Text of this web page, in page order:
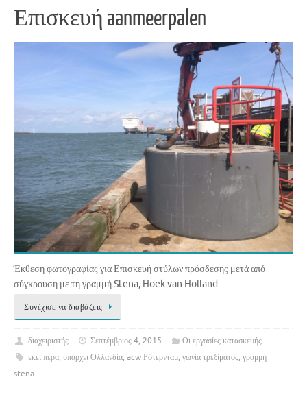
Επισκευή aanmeerpalen
Έκθεση φωτογραφίας για Επισκευή στύλων πρόσδεσης μετά από
σύγκρουση με τη γραμμή Stena, Hoek van Holland
Συνέχισε να διαβάζεις
διαχειριστής Σεπτέμβριος 4, 2015
Οι εργασίες κατασκευής
εκεί πέρα, υπάρχει Ολλανδία, acw Ρότερνταμ, γωνία τρεξίματος, γραμμή
stena